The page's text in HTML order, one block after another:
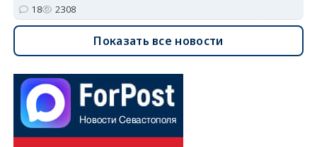
18 2308
Показать все новости